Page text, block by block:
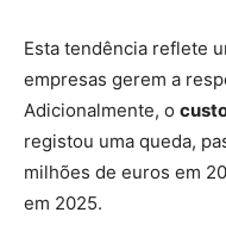
Esta tendência reflete
empresas gerem a
Adicionalmente, o
registou uma queda,
milhões de euros em
em 2025.